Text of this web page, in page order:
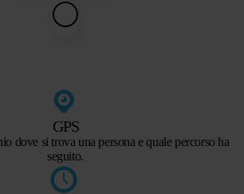
GPS
dove si trova una persona e quale percorso ha
seguito.